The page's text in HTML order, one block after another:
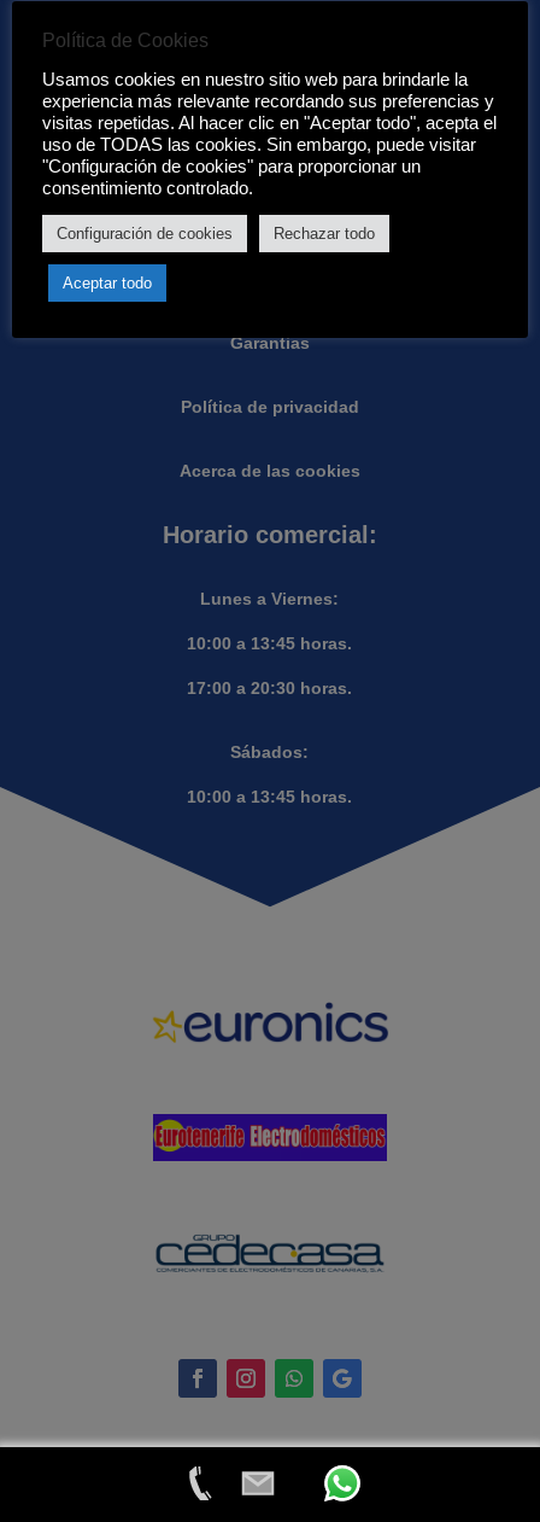
Enlaces de interés:
Acerca de nosotros
Condiciones de Eurotenerife:
Garantias
Política de privacidad
Acerca de las cookies
Horario comercial:
Lunes a Viernes:
10:00 a 13:45 horas.
17:00 a 20:30 horas.
Sábados:
10:00 a 13:45 horas.
Política de Cookies
Usamos cookies en nuestro sitio web para brindarle la
experiencia más relevante recordando sus preferencias y
visitas repetidas. Al hacer clic en "Aceptar todo", acepta el
uso de TODAS las cookies. Sin embargo, puede visitar
"Configuración de cookies" para proporcionar un
consentimiento controlado.
Configuración de cookies Rechazar todo
Aceptar todo